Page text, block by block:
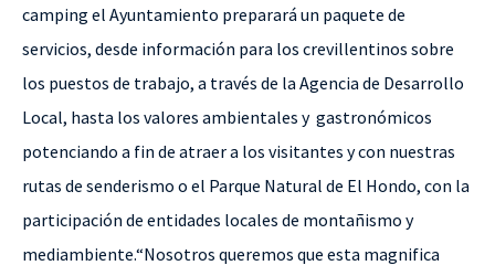
camping el Ayuntamiento preparará un paquete de
servicios, desde información para los crevillentinos sobre
los puestos de trabajo, a través de la Agencia de Desarrollo
Local, hasta los valores ambientales y gastronómicos
potenciando a fin de atraer a los visitantes y con nuestras
rutas de senderismo o el Parque Natural de El Hondo, con la
participación de entidades locales de montañismo y
mediambiente.“Nosotros queremos que esta magnifica